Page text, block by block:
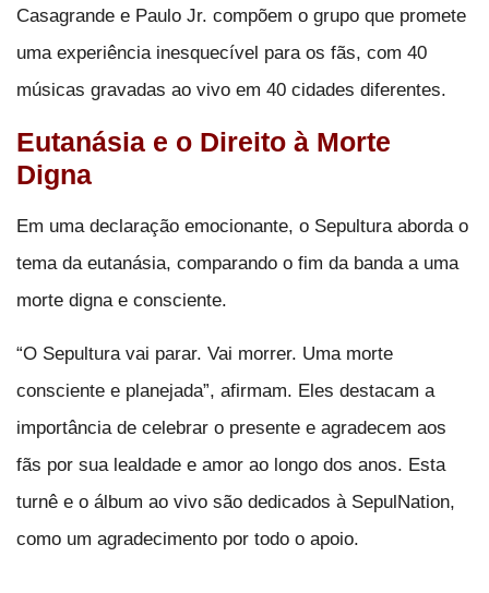
Casagrande e Paulo Jr. compõem o grupo que promete
uma experiência inesquecível para os fãs, com 40
músicas gravadas ao vivo em 40 cidades diferentes.
Eutanásia e o Direito à Morte
Digna
Em uma declaração emocionante, o Sepultura aborda o
tema da eutanásia, comparando o fim da banda a uma
morte digna e consciente.
“O Sepultura vai parar. Vai morrer. Uma morte
consciente e planejada”, afirmam. Eles destacam a
importância de celebrar o presente e agradecem aos
fãs por sua lealdade e amor ao longo dos anos. Esta
turnê e o álbum ao vivo são dedicados à SepulNation,
como um agradecimento por todo o apoio.